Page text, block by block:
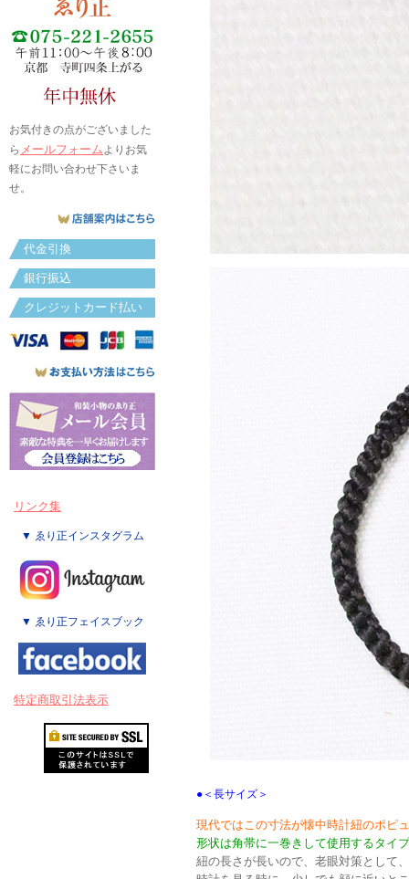
お気付きの点がございました
ら メールフォームよりお気
軽にお問い合わせ下さいま
せ。
代金引換
銀行振込
クレジットカード払い
リンク集
▼ ゑり正インスタグラム
▼ ゑり正フェイスブック
特定商取引法表示
●＜長サイズ＞
現代ではこの寸法が懐中時計紐のポピ
形状は角帯に一巻きして使用するタイ
紐の長さが長いので、老眼対策として、